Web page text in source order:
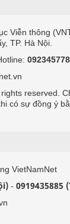
Viễn thông
TP. Hà Nội.
reserved.
có sự đồng ý
VietNamNet
- 0919435885